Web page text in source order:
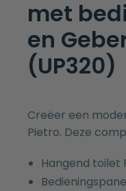
met
en
(UP320)
Creëer een
Pietro. Deze
Hangend toilet